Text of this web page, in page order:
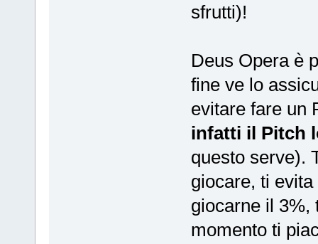
sfrutti)!
Deus Opera è
fine ve lo
evitare fare un
infatti il Pitch
questo serve).
giocare, ti
giocarne il 3%,
momento ti